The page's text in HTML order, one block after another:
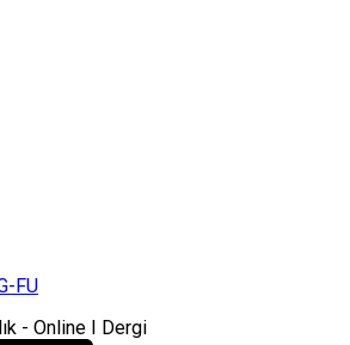
FU
- Online I Dergi